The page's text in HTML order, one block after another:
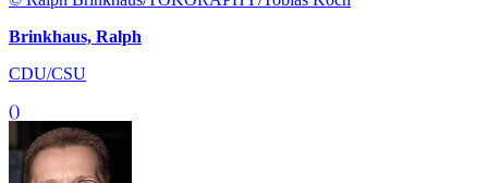
Brinkhaus, Ralph
CDU/CSU
()